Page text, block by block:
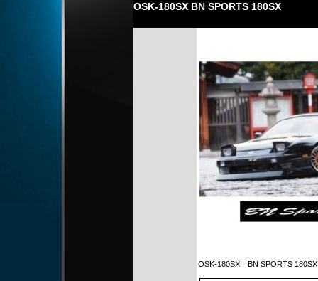
OSK-180SX BN SPORTS 180SX
OSK-180SX BN SPORTS 180SX